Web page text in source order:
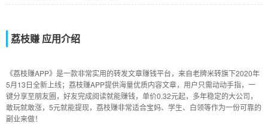
荔枝赚 应用介绍
《荔枝赚APP》是一款非常实用的转发文章赚钱平台，来自老牌米转旗下2020年
5月13日全新上线；荔枝赚APP提供海量优质内容文章，用户只需动动手指，一
键分享至朋友圈，好友完成阅读就能赚钱，单价0.32元起，多年稳定的大公司，
敢玩就敢涨，5元就能提现，荔枝赚非常适合宝妈、学生、白领等作为一份可靠的
副业来做！